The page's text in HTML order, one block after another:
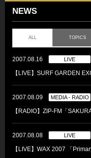
NEWS
ALL TOPICS
2007.08.16 LIVE
【LIVE】SURF GARDEN
2007.08.09 MEDIA - RADIO
【RADIO】ZIP-FM「
2007.08.08 LIVE
【LIVE】WAX 2007 「